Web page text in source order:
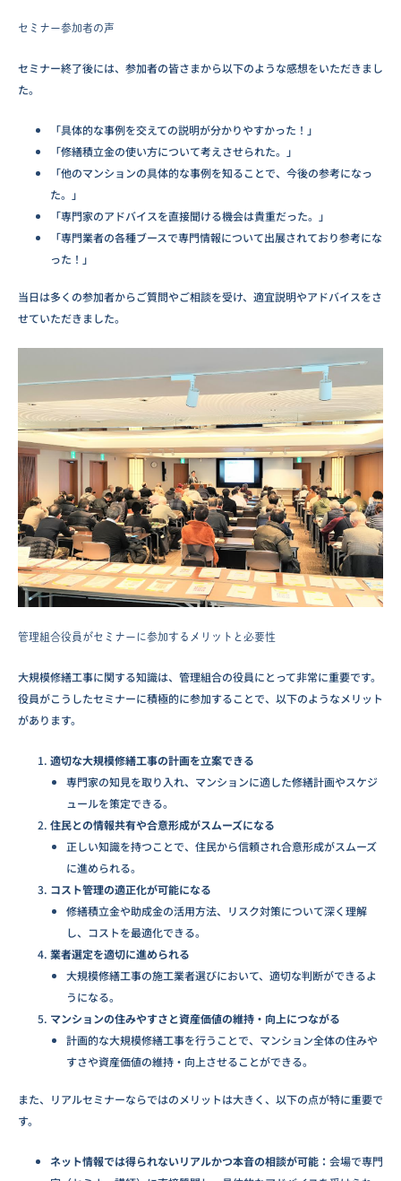
セミナー参加者の声
セミナー終了後には、参加者の皆さまから以下のような感想をいただきまし
た。
「具体的な事例を交えての説明が分かりやすかった！」
「修繕積立金の使い方について考えさせられた。」
「他のマンションの具体的な事例を知ることで、今後の参考になっ
た。」
「専門家のアドバイスを直接聞ける機会は貴重だった。」
「専門業者の各種ブースで専門情報について出展されており参考にな
った！」
当日は多くの参加者からご質問やご相談を受け、適宜説明やアドバイスをさ
せていただきました。
管理組合役員がセミナーに参加するメリットと必要性
大規模修繕工事に関する知識は、管理組合の役員にとって非常に重要です。
役員がこうしたセミナーに積極的に参加することで、以下のようなメリット
があります。
適切な大規模修繕工事の計画を立案できる
専門家の知見を取り入れ、マンションに適した修繕計画やスケジ
ュールを策定できる。
住民との情報共有や合意形成がスムーズになる
正しい知識を持つことで、住民から信頼され合意形成がスムーズ
に進められる。
コスト管理の適正化が可能になる
修繕積立金や助成金の活用方法、リスク対策について深く理解
し、コストを最適化できる。
業者選定を適切に進められる
大規模修繕工事の施工業者選びにおいて、適切な判断ができるよ
うになる。
マンションの住みやすさと資産価値の維持・向上につながる
計画的な大規模修繕工事を行うことで、マンション全体の住みや
すさや資産価値の維持・向上させることができる。
また、リアルセミナーならではのメリットは大きく、以下の点が特に重要で
す。
ネット情報では得られないリアルかつ本音の相談が可能： 会場で専門